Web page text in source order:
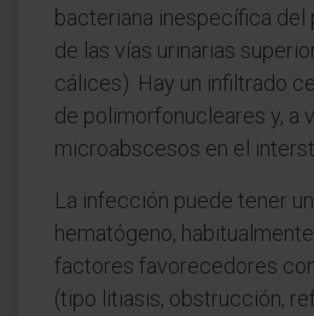
bacteriana inespecífica del
de las vías urinarias
cálices). Hay un infiltrado
de polimorfonucleares y, a
microabscesos en el
La infección puede tener
hematógeno,
factores favorecedores
(tipo litiasis, obstrucción,